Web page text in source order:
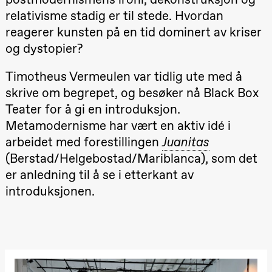
Hi sida
Store scene
teater)
Fredag 25. september
19.00
Rosalind
Goldberg
Ornate
Saturation
Store scene
(Black Box
teater)
Lørdag 26. september
19.00
Rosalind
Goldberg
Ornate
Søndag 27. september
relativisme stadig er til stede. Hvordan
reagerer kunsten på en tid dominert av kriser
og dystopier?
Timotheus Vermeulen var tidlig ute med å
skrive om begrepet, og besøker nå Black Box
Teater for å gi en introduksjon.
Metamodernisme har vært en aktiv idé i
arbeidet med forestillingenJuanitas
(Berstad/Helgebostad/Mariblanca), som det
er anledning til å se i etterkant av
introduksjonen.